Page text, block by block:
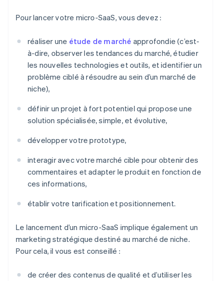
Pour lancer votre micro-SaaS, vous devez :
réaliser une étude de marché approfondie (c’est-
à-dire, observer les tendances du marché, étudier
les nouvelles technologies et outils, et identifier un
problème ciblé à résoudre au sein d’un marché de
niche),
définir un projet à fort potentiel qui propose une
solution spécialisée, simple, et évolutive,
développer votre prototype,
interagir avec votre marché cible pour obtenir des
commentaires et adapter le produit en fonction de
ces informations,
établir votre tarification et positionnement.
Le lancement d’un micro-SaaS implique également un
marketing stratégique destiné au marché de niche.
Pour cela, il vous est conseillé :
de créer des contenus de qualité et d’utiliser les